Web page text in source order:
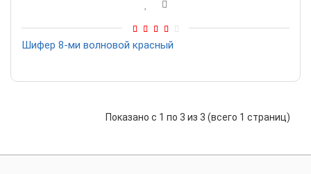
Шифер 8-ми волновой красный
Показано с 1 по 3 из 3 (всего 1 страниц)